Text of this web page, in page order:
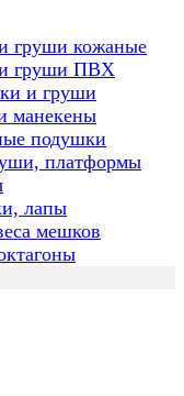
груши кожаные
и груши ПВХ
и груши
манекены
подушки
платформы
лапы
мешков